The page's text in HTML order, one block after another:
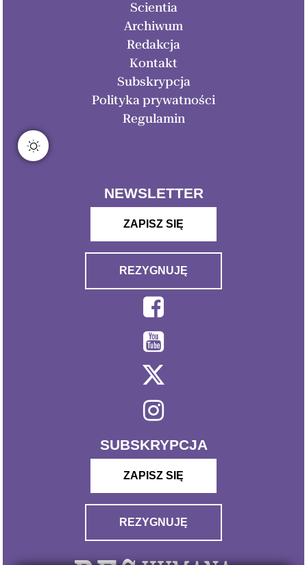
Scientia
Archiwum
Redakcja
Kontakt
Subskrypcja
Polityka prywatności
Regulamin
NEWSLETTER
ZAPISZ SIĘ
REZYGNUJĘ
SUBSKRYPCJA
ZAPISZ SIĘ
REZYGNUJĘ